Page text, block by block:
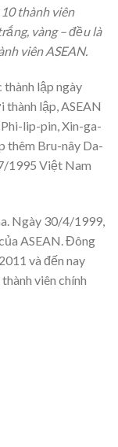
thành viên
vàng – đều là
viên ASEAN.
lập ngày
lập, ASEAN
lip-pin, Xin-ga-
thêm Bru-nây Da-
1995 Việt Nam
Ngày 30/4/1999,
ASEAN. Đông
và đến nay
viên chính